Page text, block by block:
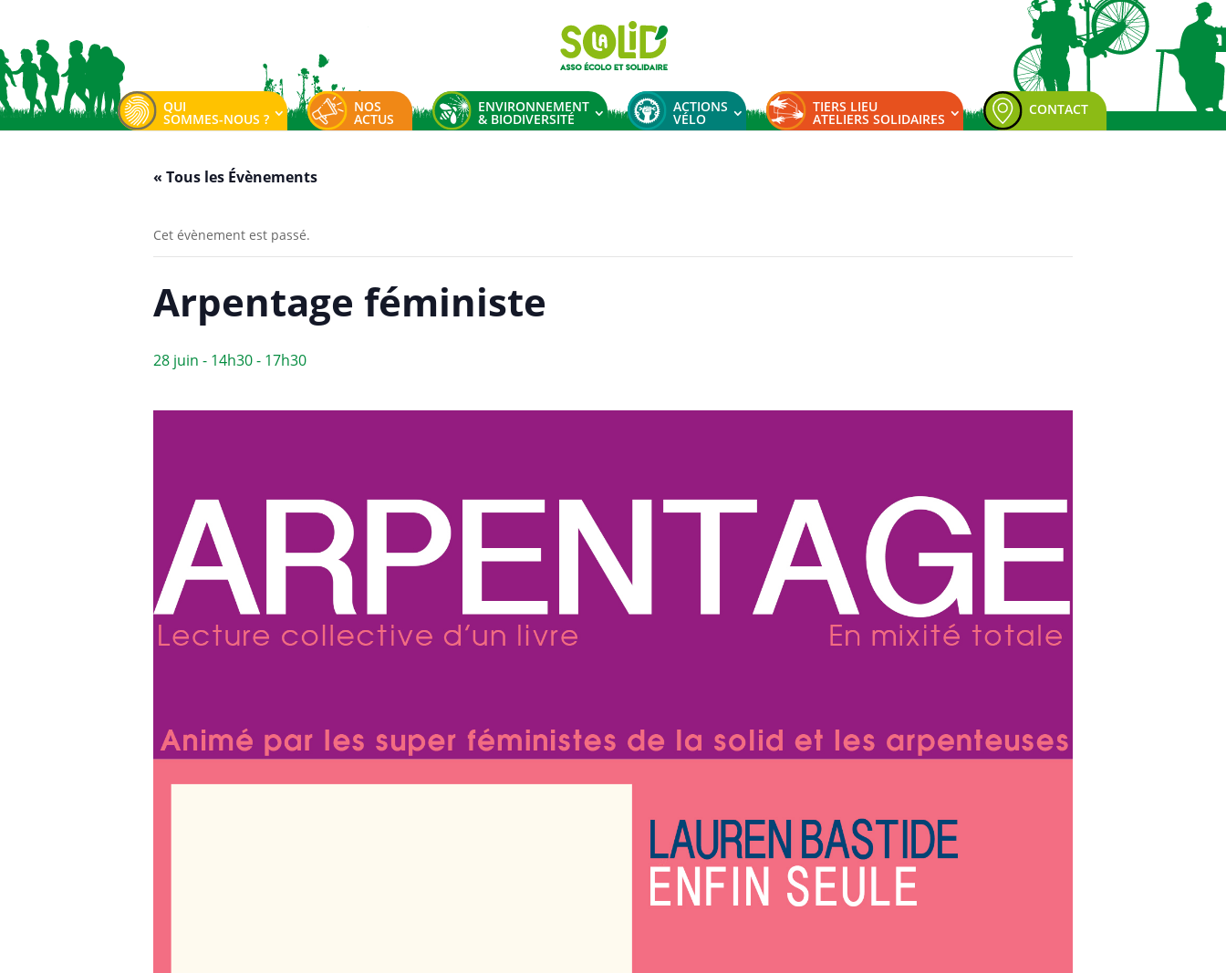
QUI
SOMMES-NOUS ?
NOS
ACTUS
ENVIRONNEMENT
& BIODIVERSITÉ
ACTIONS
VÉLO
TIERS LIEU
ATELIERS SOLIDAIRES
CONTACT
« Tous les Évènements
Cet évènement est passé.
Arpentage féministe
28 juin - 14h30- 17h30